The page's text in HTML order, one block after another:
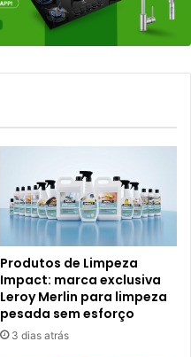
Produtos de Limpeza
Impact: marca exclusiva
Leroy Merlin para limpeza
pesada sem esforço
3 dias atrás